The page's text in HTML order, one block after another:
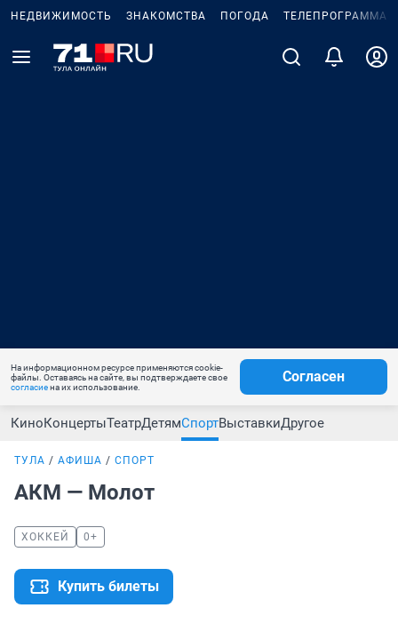
НЕДВИЖИМОСТЬ ЗНАКОМСТВА ПОГОДА ТЕЛЕПРОГРАММА
На информационном ресурсе применяются cookie-
файлы. Оставаясь на сайте, вы подтверждаете свое
согласиена их использование.
Согласен
КиноКонцертыТеатрДетямСпортВыставкиДругое
ТУЛА АФИША СПОРТ
АКМ — Молот
ХОККЕЙ 0+
Купить билеты